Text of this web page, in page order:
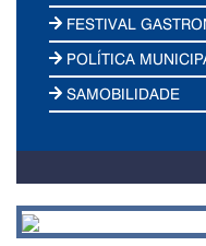
FESTIVAL
POLÍTICA
SAMOBILIDADE